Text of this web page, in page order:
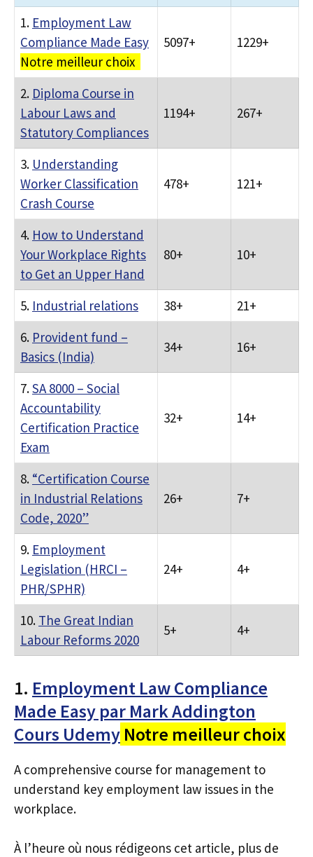
1. Employment Law
Compliance Made Easy
Notre meilleur choix
5097+ 1229+
2. Diploma Course in
Labour Laws and
Statutory Compliances
1194+ 267+
3. Understanding
Worker Classification
Crash Course
478+ 121+
4. How to Understand
Your Workplace Rights
to Get an Upper Hand
80+ 10+
5. Industrial relations 38+
21+
6. Provident fund –
Basics (India)
34+ 16+
7.SA 8000 – Social
Accountability
Certification Practice
Exam
32+ 14+
8. “Certification Course
in Industrial Relations
Code, 2020”
26+ 7+
9. Employment
Legislation (HRCI –
PHR/SPHR)
24+ 4+
10. The Great Indian
Labour Reforms 2020
5+ 4+
1. Employment Law Compliance
Made Easy par Mark Addington
Cours Udemy Notre meilleur choix
A comprehensive course for management to
understand key employment law issues in the
workplace.
À l’heure où nous rédigeons cet article, plus de